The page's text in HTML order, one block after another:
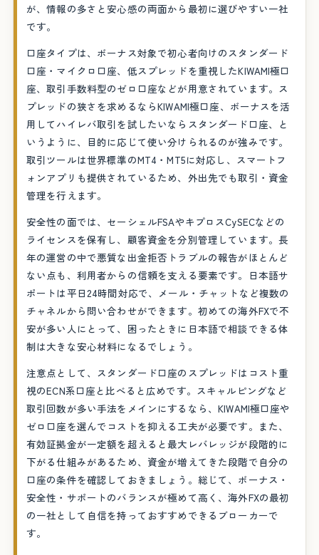
が、情報の多さと安心感の両面から最初に選びやすい一社
です。
口座タイプは、ボーナス対象で初心者向けのスタンダード
口座・マイクロ口座、低スプレッドを重視したKIWAMI極口
座、取引手数料型のゼロ口座などが用意されています。ス
プレッドの狭さを求めるならKIWAMI極口座、ボーナスを活
用してハイレバ取引を試したいならスタンダード口座、と
いうように、目的に応じて使い分けられるのが強みです。
取引ツールは世界標準のMT4・MT5に対応し、スマートフ
ォンアプリも提供されているため、外出先でも取引・資金
管理を行えます。
安全性の面では、セーシェルFSAやキプロスCySECなどの
ライセンスを保有し、顧客資金を分別管理しています。長
年の運営の中で悪質な出金拒否トラブルの報告がほとんど
ない点も、利用者からの信頼を支える要素です。日本語サ
ポートは平日24時間対応で、メール・チャットなど複数の
チャネルから問い合わせができます。初めての海外FXで不
安が多い人にとって、困ったときに日本語で相談できる体
制は大きな安心材料になるでしょう。
注意点として、スタンダード口座のスプレッドはコスト重
視のECN系口座と比べると広めです。スキャルピングなど
取引回数が多い手法をメインにするなら、KIWAMI極口座や
ゼロ口座を選んでコストを抑える工夫が必要です。また、
有効証拠金が一定額を超えると最大レバレッジが段階的に
下がる仕組みがあるため、資金が増えてきた段階で自分の
口座の条件を確認しておきましょう。総じて、ボーナス・
安全性・サポートのバランスが極めて高く、海外FXの最初
の一社として自信を持っておすすめできるブローカーで
す。